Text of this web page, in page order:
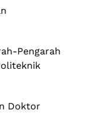
Pengarah
Doktor